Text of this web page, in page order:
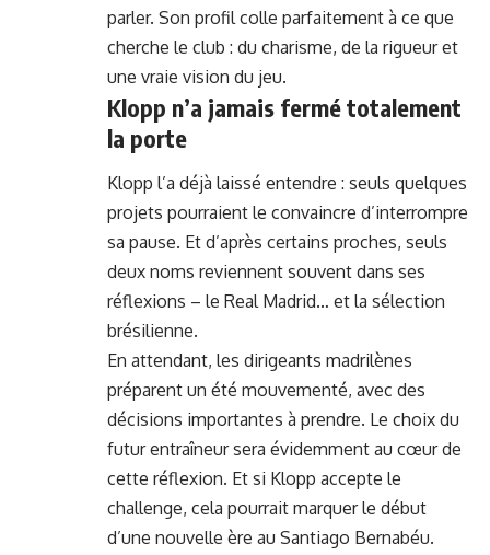
parler. Son profil colle parfaitement à ce que
cherche le club : du charisme, de la rigueur et
une vraie vision du jeu.
Klopp n’a jamais fermé totalement
la porte
Klopp l’a déjà laissé entendre : seuls quelques
projets pourraient le convaincre d’interrompre
sa pause. Et d’après certains proches, seuls
deux noms reviennent souvent dans ses
réflexions – le Real Madrid… et la sélection
brésilienne.
En attendant, les dirigeants madrilènes
préparent un été mouvementé, avec des
décisions importantes à prendre. Le choix du
futur entraîneur sera évidemment au cœur de
cette réflexion. Et si Klopp accepte le
challenge, cela pourrait marquer le début
d’une nouvelle ère au Santiago Bernabéu.